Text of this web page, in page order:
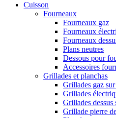
Cuisson
Fourneaux
Fourneaux gaz
Fourneaux
Fourneaux
Plans neutres
Dessous pour
Accessoires
Grillades et planchas
Grillades gaz
Grillades
Grillades dessus
Grillade pierre